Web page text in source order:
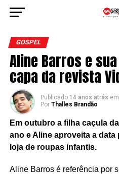
GOSPEL
Aline Barros e
capa da revista
Publicado 14 anos atrás em
Por Thalles Brandão
Em outubro a filha caçula
ano e Aline aproveita a
loja de roupas infantis.
Aline Barros é referência por